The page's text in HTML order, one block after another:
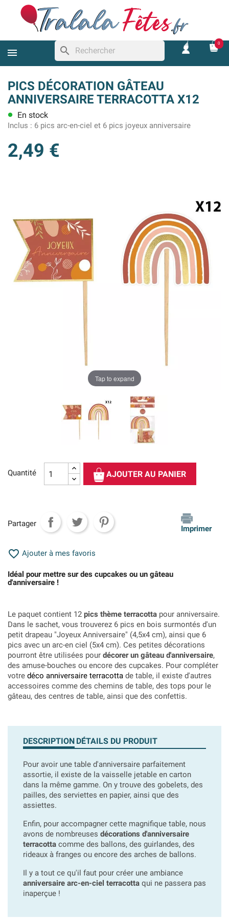
search
0
PICS DÉCORATION GÂTEAU
ANNIVERSAIRE TERRACOTTA X12
lens En stock
Inclus : 6 pics arc-en-ciel et 6 pics joyeux anniversaire
2,49 €
Tap to expand
Quantité AJOUTER AU PANIER
Partager
Imprimer
 Ajouter à mes favoris
Idéal pour mettre sur des cupcakes ou un gâteau
d'anniversaire !
Le paquet contient 12 pics thème terracotta pour anniversaire.
Dans le sachet, vous trouverez 6 pics en bois surmontés d'un
petit drapeau "Joyeux Anniversaire" (4,5x4 cm), ainsi que 6
pics avec un arc-en ciel (5x4 cm). Ces petites décorations
pourront être utilisées pour décorer un gâteau d'anniversaire,
des amuse-bouches ou encore des cupcakes. Pour compléter
votre déco anniversaire terracotta de table, il existe d'autres
accessoires comme des chemins de table, des tops pour le
gâteau, des centres de table, ainsi que des confettis.
DESCRIPTION DÉTAILS DU PRODUIT
Pour avoir une table d'anniversaire parfaitement
assortie, il existe de la vaisselle jetable en carton
dans la même gamme. On y trouve des gobelets, des
pailles, des serviettes en papier, ainsi que des
assiettes.
Enfin, pour accompagner cette magnifique table, nous
avons de nombreuses décorations d'anniversaire
terracotta comme des ballons, des guirlandes, des
rideaux à franges ou encore des arches de ballons.
Il y a tout ce qu'il faut pour créer une ambiance
anniversaire arc-en-ciel terracotta qui ne passera pas
inaperçue !